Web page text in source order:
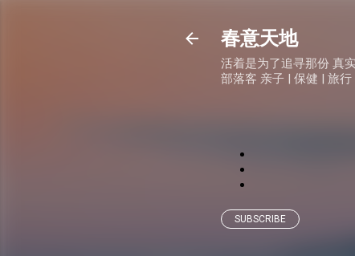
春意天地
活着是为了追寻那份 真
部落客 亲子 | 保健 | 旅
SUBSCRIBE